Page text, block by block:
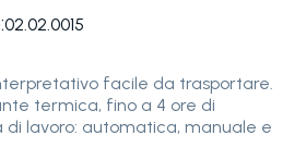
02.02.0015
facile da trasportare.
termica, fino a 4 ore di
di lavoro: automatica, manuale e